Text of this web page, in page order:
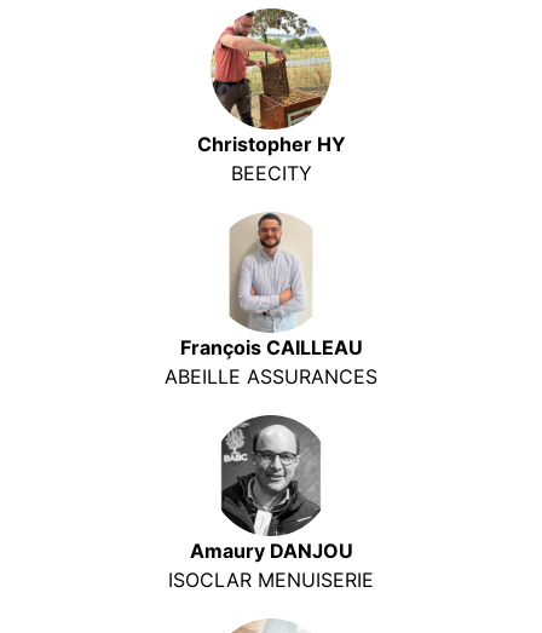
Christopher HY
BEECITY
François CAILLEAU
ABEILLE ASSURANCES
Amaury DANJOU
ISOCLAR MENUISERIE